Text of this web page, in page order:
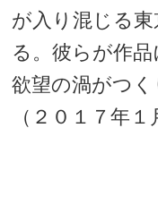
が入り混じる
る。彼らが作
欲望の渦がつ
（２０１７年１